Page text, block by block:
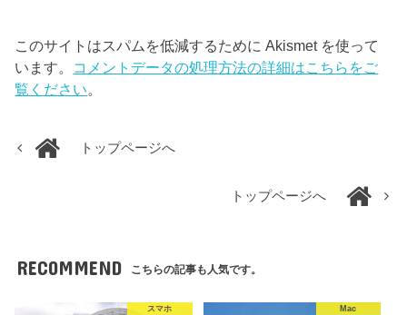
このサイトはスパムを低減するために Akismet を使って
います。 コメントデータの処理方法の詳細はこちらをご
覧ください。
トップページへ
トップページへ
RECOMMEND こちらの記事も人気です。
スマホ Mac